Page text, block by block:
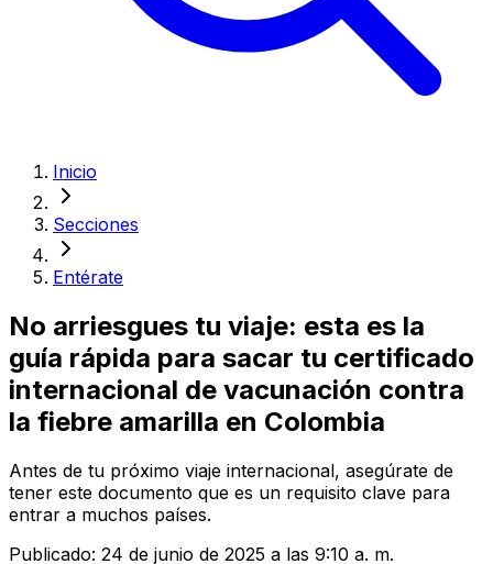
Inicio
Secciones
Entérate
No arriesgues tu viaje: esta es la
guía rápida para sacar tu certificado
internacional de vacunación contra
la fiebre amarilla en Colombia
Antes de tu próximo viaje internacional, asegúrate de
tener este documento que es un requisito clave para
entrar a muchos países.
Publicado: 24 de junio de 2025 a las 9:10 a. m.